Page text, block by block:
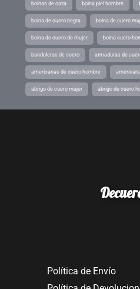
boinas de caza boina piel hombre
boina de cuero negra boina de cuero
boina de cuero de mujer boina cuero
bandoleras de cuero armaduras de
americanas de cuero hombre
abrigo de cuero mujer abrigo de cuero
Política de Envío